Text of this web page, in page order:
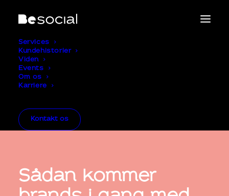
Services
Kundehistorier
Viden
Events
Om os
Karriere
Kontakt os
Sådan kommer